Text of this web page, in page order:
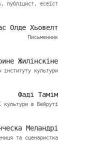
публіцист, есеїст
Олде Хьовелт
Письменник
Жилінскіне
інституту культури
Фаді Тамім
культури в Бейруті
Меландрі
та сценаристка